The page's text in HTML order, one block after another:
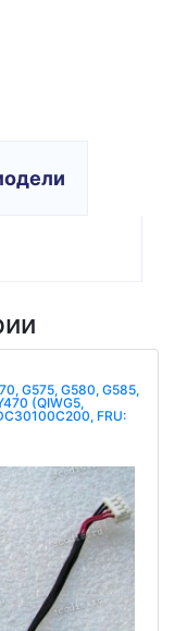
G575, G580, G585,
(QIWG5,
FRU: